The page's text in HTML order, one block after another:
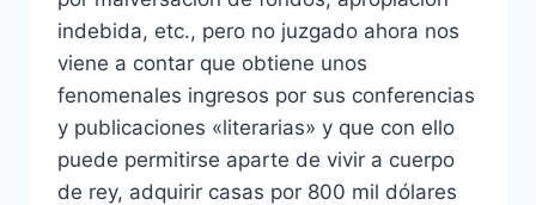
indebida, etc., pero no juzgado ahora nos
viene a contar que obtiene unos
fenomenales ingresos por sus conferencias
y publicaciones «literarias» y que con ello
puede permitirse aparte de vivir a cuerpo
de rey, adquirir casas por 800 mil dólares